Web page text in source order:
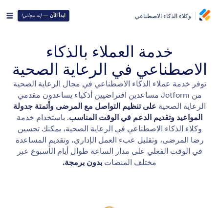
وكلاء الذكاء الاصطناعي ابدأ الآن —إنه مجاني!
خدمة العملاء بالذكاء
الاصطناعي في الرعاية الصحية
توفر خدمة عملاء الذكاء الاصطناعي في مجال الرعاية الصحية
من Jotform مساعدين افتراضيين أذكياء يساعدون مقدمي
الرعاية الصحية على تنظيم التواصل مع المرضى وأتمتة جدولة
المواعيد وتقديم الدعم في الوقت المناسب. باستخدام خدمة
وكلاء الذكاء الاصطناعي في الرعاية الصحية، يمكنك تحسين
رضا المرضى، وتقليل عبء العمل الإداري، وتقديم المساعدة
في الوقت الفعلي على مدار الساعة طوال أيام الأسبوع عبر
مختلف المنصات بدون برمجة.